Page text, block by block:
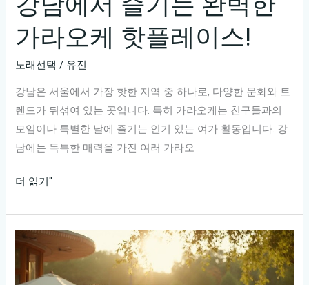
천
리
트!
가라오케 핫플레이스!
노래선택 / 유진
강남은 서울에서 가장 핫한 지역 중 하나로, 다양한 문화와 트
렌드가 뒤섞여 있는 곳입니다. 특히 가라오케는 친구들과의
모임이나 특별한 날에 즐기는 인기 있는 여가 활동입니다. 강
남에는 독특한 매력을 가진 여러 가라오
강
에
서
더 읽기"